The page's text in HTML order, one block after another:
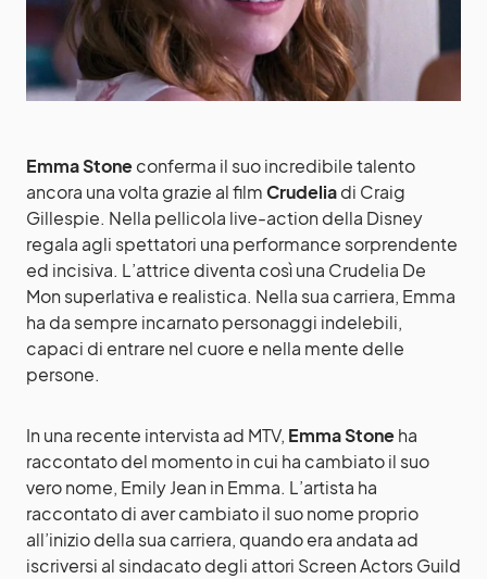
Emma Stoneconferma il suo incredibile talento
ancora una volta grazie al filmCrudeliadi Craig
Gillespie. Nella pellicola live-action della Disney
regala agli spettatori una performance sorprendente
ed incisiva. L’attrice diventa così una Crudelia De
Mon superlativa e realistica. Nella sua carriera, Emma
ha da sempre incarnato personaggi indelebili,
capaci di entrare nel cuore e nella mente delle
persone.
In una recente intervista ad MTV, Emma Stoneha
raccontato del momento in cui ha cambiato il suo
vero nome, Emily Jean in Emma. L’artista ha
raccontato di aver cambiato il suo nome proprio
all’inizio della sua carriera, quando era andata ad
iscriversi al sindacato degli attori Screen Actors Guild